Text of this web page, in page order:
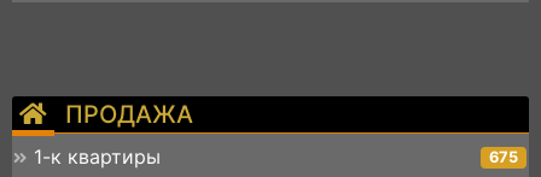
ПРОДАЖА
1-к квартиры 675